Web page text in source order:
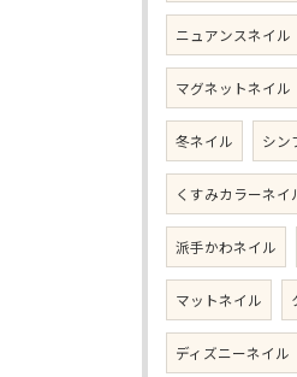
ニュアンスネイル
マグネットネイル
冬ネイル シン
くすみカラーネイ
派手かわネイル
マットネイル
ディズニーネイル